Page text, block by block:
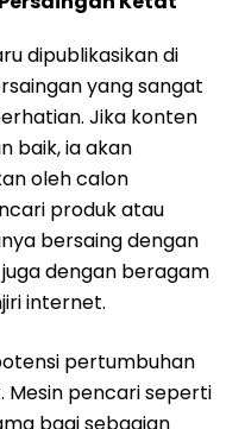
dipublikasikan di
yang sangat
Jika konten
baik, ia akan
oleh calon
produk atau
bersaing dengan
dengan beragam
internet.
pertumbuhan
Mesin pencari seperti